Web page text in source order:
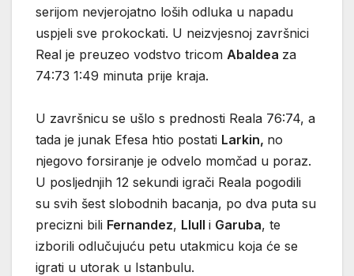
serijom nevjerojatno loših odluka u napadu
uspjeli sve prokockati. U neizvjesnoj završnici
Real je preuzeo vodstvo tricom Abaldea za
74:73 1:49 minuta prije kraja.
U završnicu se ušlo s prednosti Reala 76:74, a
tada je junak Efesa htio postati Larkin, no
njegovo forsiranje je odvelo momčad u poraz.
U posljednjih 12 sekundi igrači Reala pogodili
su svih šest slobodnih bacanja, po dva puta su
precizni bili Fernandez, Llull i Garuba, te
izborili odlučujuću petu utakmicu koja će se
igrati u utorak u Istanbulu.